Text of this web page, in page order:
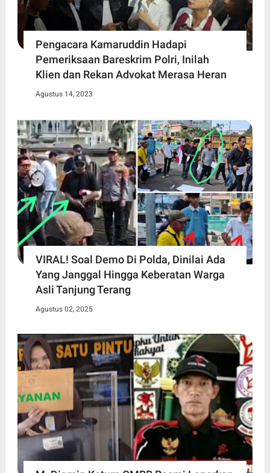
Pengacara Kamaruddin Hadapi
Pemeriksaan Bareskrim Polri, Inilah
Klien dan Rekan Advokat Merasa Heran
Agustus 14, 2023
VIRAL! Soal Demo Di Polda, Dinilai Ada
Yang Janggal Hingga Keberatan Warga
Asli Tanjung Terang
Agustus 02, 2025